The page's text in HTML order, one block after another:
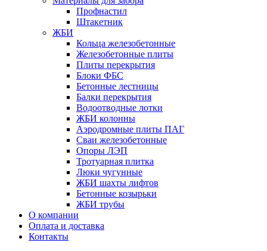
Профнастил
Штакетник
ЖБИ
Кольца железобетонные
Железобетонные плиты
Плиты перекрытия
Блоки ФБС
Бетонные лестницы
Балки перекрытия
Водоотводные лотки
ЖБИ колонны
Аэродромные плиты ПАГ
Сваи железобетонные
Опоры ЛЭП
Тротуарная плитка
Люки чугунные
ЖБИ шахты лифтов
Бетонные козырьки
ЖБИ трубы
О компании
Оплата и доставка
Контакты